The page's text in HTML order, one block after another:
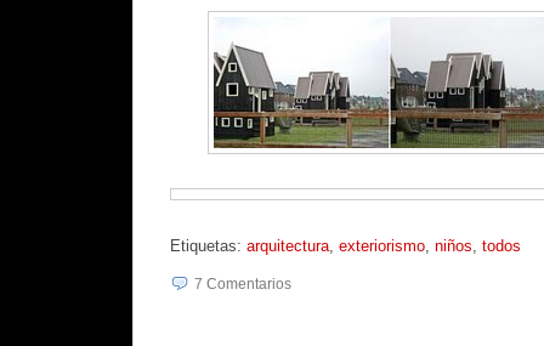
Etiquetas: arquitectura exteriorismo niños todos
7 Comentarios